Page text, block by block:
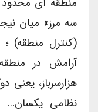
سه مرز» میان
(کنترل منطقه)
آرامش در
هزارسرباز، یعنی
نظامی یکسان…